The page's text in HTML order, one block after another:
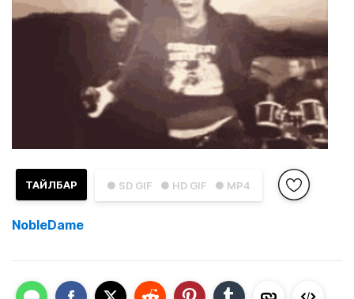
● SD GIF ● HD GIF ● MP4
ТАЙЛБАР
NobleDame